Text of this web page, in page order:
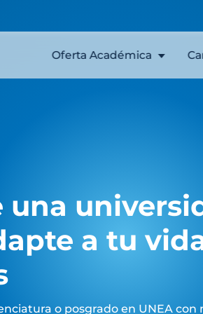
Oferta Académica
una
a tu
o posgrado en UNEA